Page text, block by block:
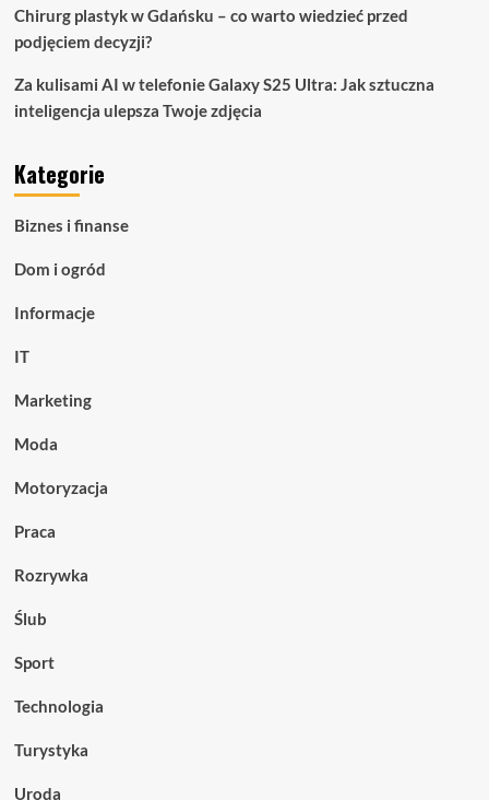
Chirurg plastyk w Gdańsku – co warto wiedzieć przed
podjęciem decyzji?
Za kulisami AI w telefonie Galaxy S25 Ultra: Jak sztuczna
inteligencja ulepsza Twoje zdjęcia
Kategorie
Biznes i finanse
Dom i ogród
Informacje
IT
Marketing
Moda
Motoryzacja
Praca
Rozrywka
Ślub
Sport
Technologia
Turystyka
Uroda